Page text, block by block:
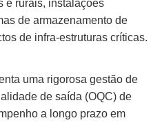
e rurais, instalações
de armazenamento de
de infra-estruturas críticas.
uma rigorosa gestão de
de saída (OQC) de
a longo prazo em